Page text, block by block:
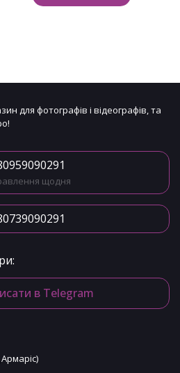
для фотографів і відеографів, та
щодня
в Telegram